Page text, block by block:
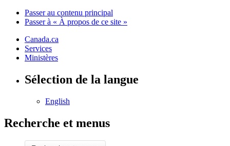
Passer au contenu principal
Passer à « À propos de ce site »
Canada.ca
Services
Ministères
Sélection de la langue
English
Recherche et menus